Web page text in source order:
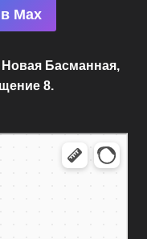
Max
Новая Басманная,
8.